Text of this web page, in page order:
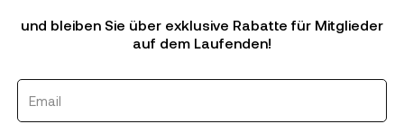
und bleiben Sie über exklusive Rabatte für Mitglieder
auf dem Laufenden!